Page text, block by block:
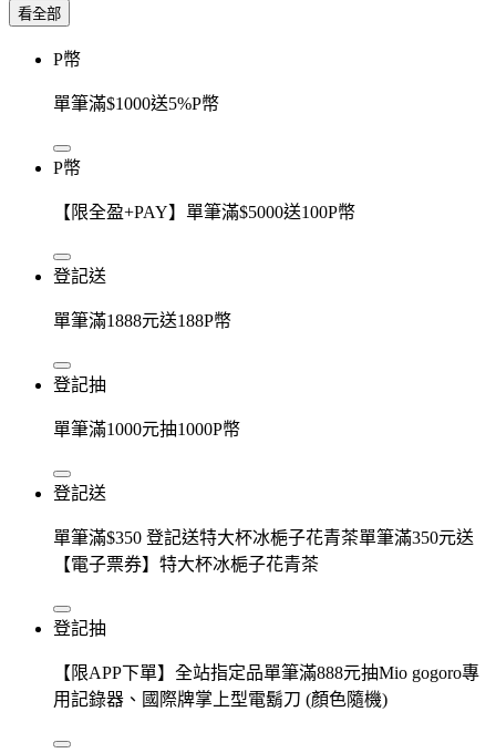
看全部
P幣
單筆滿$1000送5%P幣
P幣
【限全盈+PAY】單筆滿$5000送100P幣
登記送
單筆滿1888元送188P幣
登記抽
單筆滿1000元抽1000P幣
登記送
單筆滿$350 登記送特大杯冰梔子花青茶單筆滿350元送
【電子票券】特大杯冰梔子花青茶
登記抽
【限APP下單】全站指定品單筆滿888元抽Mio gogoro專
用記錄器、國際牌掌上型電鬍刀 (顏色隨機)